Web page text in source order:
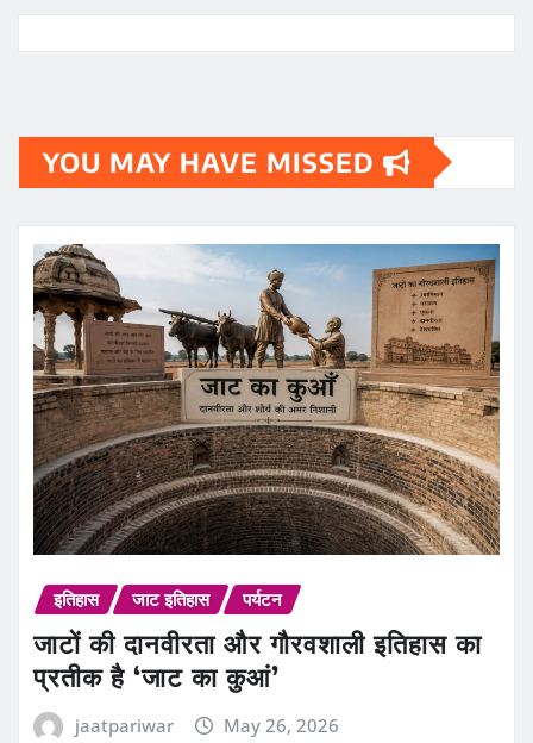
YOU MAY HAVE MISSED
इतिहास जाट इतिहास पर्यटन
जाटों की दानवीरता और गौरवशाली इतिहास का
प्रतीक है ‘जाट का कुआं’
jaatpariwar May 26, 2026